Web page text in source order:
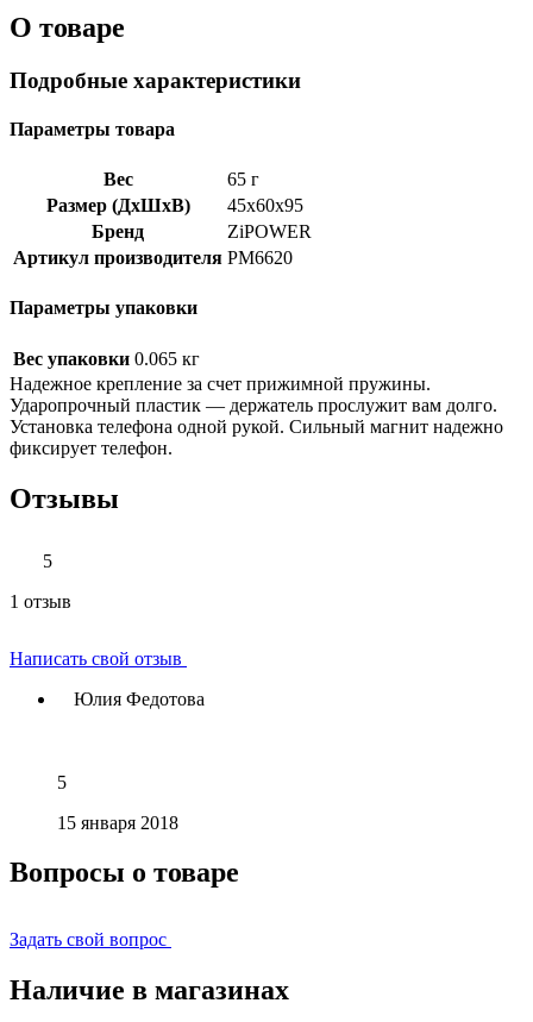
О товаре
Подробные характеристики
Параметры товара
Вес
65 г
Размер (ДхШхВ)
45x60x95
Бренд
ZiPOWER
Артикул производителя PM6620
Параметры упаковки
Вес упаковки 0.065 кг
Надежное крепление за счет прижимной пружины.
Ударопрочный пластик — держатель прослужит вам долго.
Установка телефона одной рукой. Сильный магнит надежно
фиксирует телефон.
Отзывы
5
1 отзыв
Написать свой отзыв
Юлия Федотова
5
15 января 2018
Вопросы о товаре
Задать свой вопрос
Наличие в магазинах